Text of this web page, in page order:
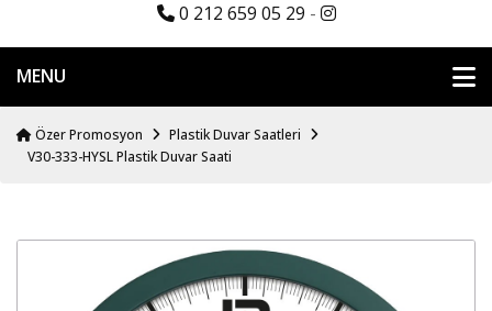
0 212 659 05 29 -
MENU
Özer Promosyon
Plastik Duvar Saatleri
V30-333-HYSL Plastik Duvar Saati